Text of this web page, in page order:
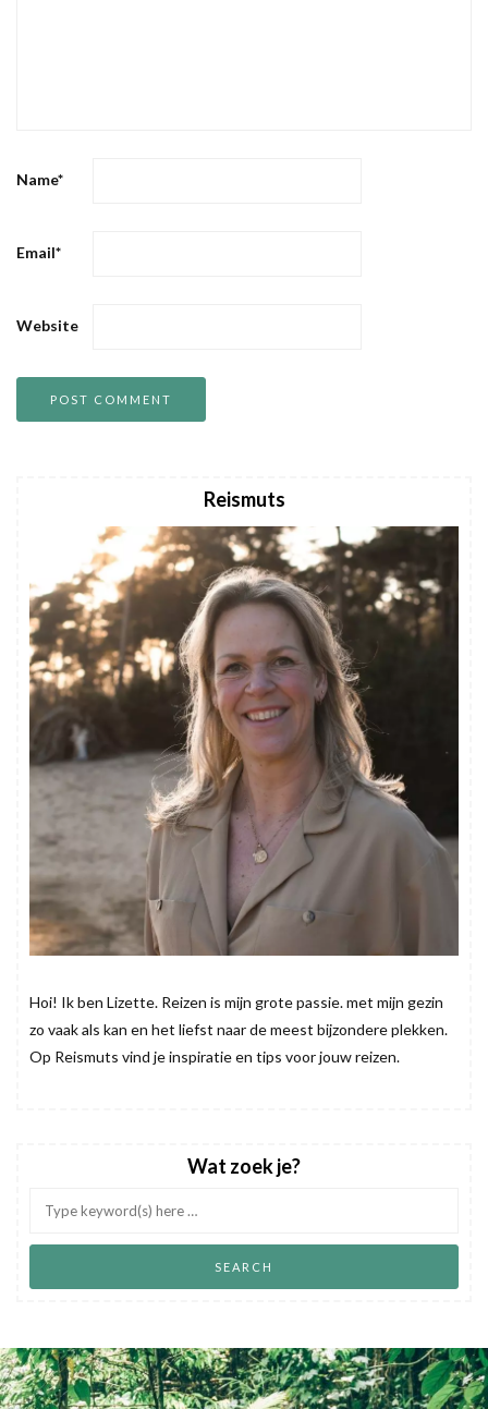
Name*
Email*
Website
Reismuts
Hoi! Ik ben Lizette. Reizen is mijn grote passie. met mijn gezin
zo vaak als kan en het liefst naar de meest bijzondere plekken.
Op Reismuts vind je inspiratie en tips voor jouw reizen.
Wat zoek je?